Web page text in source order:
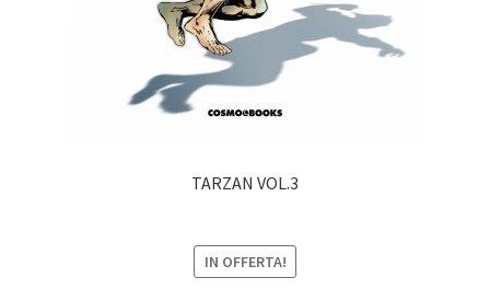
TARZAN VOL.3
IN OFFERTA!